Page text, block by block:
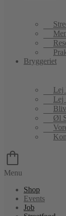
Bryggeriet
Lej
Lej
Øl
Menu
Shop
Events
Job